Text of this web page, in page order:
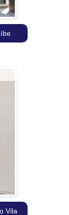
Vila